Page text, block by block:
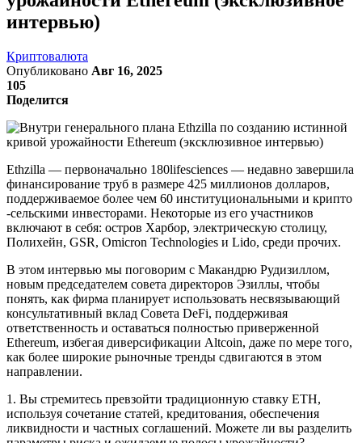
интервью)
Криптовалюта
Опубликовано Авг 16, 2025
105
Поделится
Ethzilla — первоначально 180lifesciences — недавно завершила
финансирование труб в размере 425 миллионов долларов,
поддерживаемое более чем 60 институциональными и крипто
-сельскими инвесторами. Некоторые из его участников
включают в себя: остров Харбор, электрическую столицу,
Полихейн, GSR, Omicron Technologies и Lido, среди прочих.
В этом интервью мы поговорим с Макандрю Рудизиллом,
новым председателем совета директоров Эзиллы, чтобы
понять, как фирма планирует использовать несвязывающий
консультативный вклад Совета DeFi, поддерживая
ответственность и оставаться полностью приверженной
Ethereum, избегая диверсификации Altcoin, даже по мере того,
как более широкие рыночные тренды сдвигаются в этом
направлении.
1. Вы стремитесь превзойти традиционную ставку ETH,
используя сочетание статей, кредитования, обеспечения
ликвидности и частных соглашений. Можете ли вы разделить